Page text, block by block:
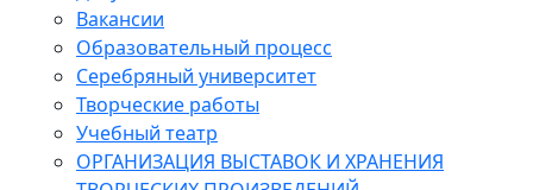
Вакансии
Образовательный процесс
Серебряный университет
Творческие работы
Учебный театр
ОРГАНИЗАЦИЯ ВЫСТАВОК И ХРАНЕНИЯ